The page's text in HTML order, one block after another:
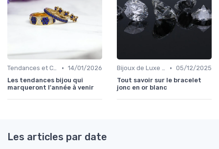
Tendances et Conseils de Style • 14/01/2026
Les tendances bijou qui
marqueront l'année à venir
Bijoux de Luxe pour Femmes • 05/12/2025
Tout savoir sur le bracelet
jonc en or blanc
Les articles par date